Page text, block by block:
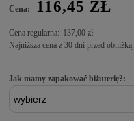
Cena: 116,45 ZŁ
Cena regularna: 137,00 zł
Najniższa cena z 30 dni przed obniżką:
Jak mamy zapakować biżuterię?: